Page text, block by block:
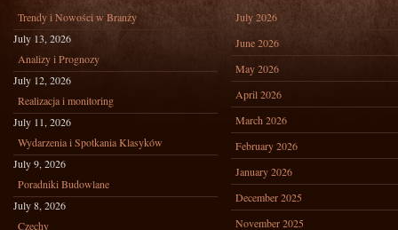
Trendy i Nowości w Branży
July 13, 2026
Analizy i Prognozy
July 12, 2026
Realizacja i monitoring
July 11, 2026
Wydarzenia i Spotkania Klasyków
July 9, 2026
Poradniki Budowlane
July 8, 2026
Czechy
July 2026
June 2026
May 2026
April 2026
March 2026
February 2026
January 2026
December 2025
November 2025